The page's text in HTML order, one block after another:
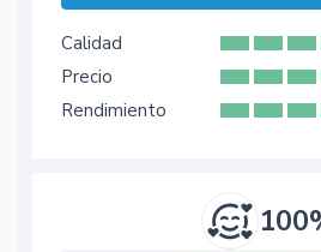
Calidad
Precio
Rendimiento